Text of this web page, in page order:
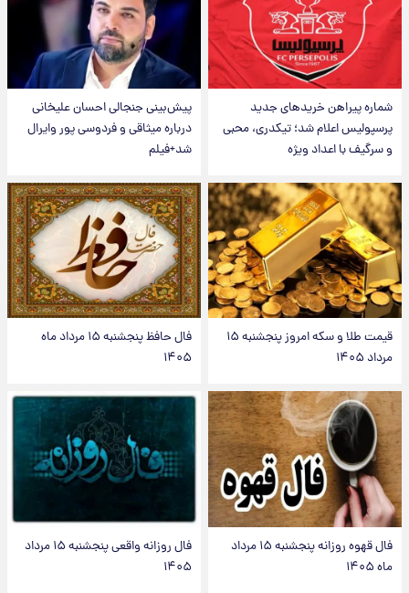
شماره پیراهن خریدهای جدید
پرسپولیس اعلام شد؛ تیکدری، محبی
و سرگیف با اعداد ویژه
پیش‌بینی جنجالی احسان علیخانی
درباره میثاقی و فردوسی پور وایرال
شد+فیلم
قیمت طلا و سکه امروز پنجشنبه ۱۵
مرداد ۱۴۰۵
فال حافظ پنجشنبه ۱۵ مرداد ماه
۱۴۰۵
فال قهوه روزانه پنجشنبه ۱۵ مرداد
ماه ۱۴۰۵
فال روزانه واقعی پنجشنبه ۱۵ مرداد
۱۴۰۵